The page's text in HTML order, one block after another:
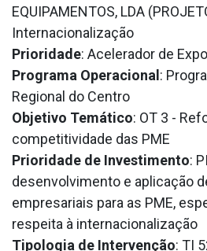
EQUIPAMENTOS, LDA
Internacionalização
Prioridade: Acelerador de
Programa Operacional :
Regional do Centro
Objetivo Temático: OT 3 -
competitividade das PME
Prioridade de Investimento:
desenvolvimento e aplicação
empresariais para as PME,
respeita à internacionalização
Tipologia de Intervenção: TI